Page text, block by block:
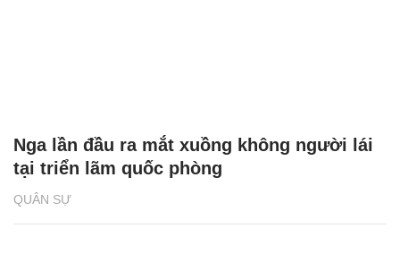
QUÂN SỰ
Nga lần đầu ra mắt xuồng không người lái
tại triển lãm quốc phòng